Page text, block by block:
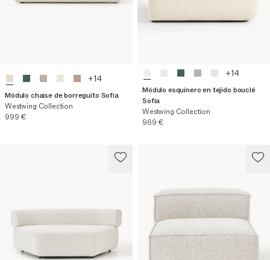
+14
Módulo chaise de borreguito Sofia
Westwing Collection
Precio actual
999 €
+14
Módulo esquinero en tejido bouclé
Sofia
Westwing Collection
Precio actual
969 €